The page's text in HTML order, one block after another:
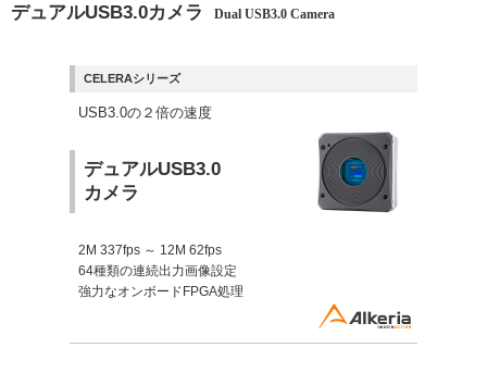
デュアルUSB3.0カメラ Dual USB3.0 Camera
CELERAシリーズ
USB3.0の２倍の速度
デュアルUSB3.0
カメラ
2M 337fps ～ 12M 62fps
64種類の連続出力画像設定
強力なオンボードFPGA処理